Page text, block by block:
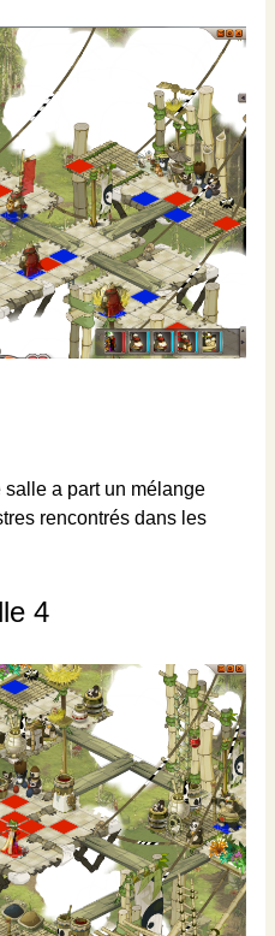
a part un mélange
rencontrés dans les
4